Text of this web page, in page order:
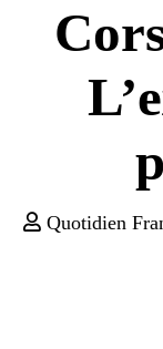
Quotidien